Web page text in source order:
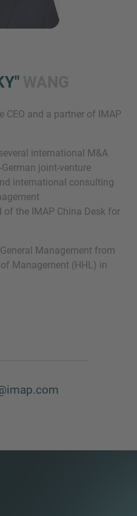
CEO and a partner of IMAP
international M&A
joint-venture
international consulting
of the IMAP China Desk for
Management from
Management (HHL) in
OP
dat je de juridische
van IMAP hebt
gaat.